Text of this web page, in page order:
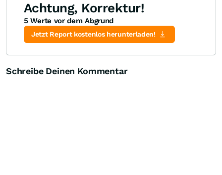
Knock-Out-Suche
Optionsschein-Suche
Zertifikate-Suche
Achtung, Korrektur!
5 Werte vor dem Abgrund
Jetzt Report kostenlos herunterladen!
Schreibe Deinen Kommentar